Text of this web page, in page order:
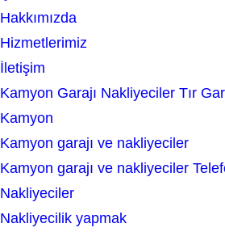
hHakkımızda
Hizmetlerimiz
İletişim
Kamyon Garajı Nakliyeciler Tır
Kamyon
Kamyon garajı ve nakliyeciler
Kamyon garajı ve nakliyeciler
Nakliyeciler
Nakliyecilik yapmak